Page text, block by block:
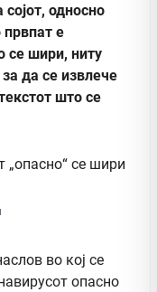
односно
првпат е
се шири, ниту
да се извлече
што се
во кој се
опасно